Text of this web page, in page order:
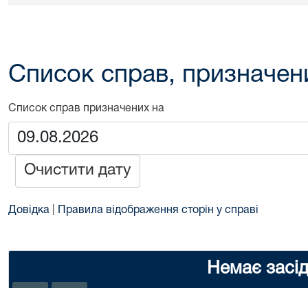
Список справ,
Список справ призначених на
Очистити дату
Довідка Правила відображення сторін у справі
Немає